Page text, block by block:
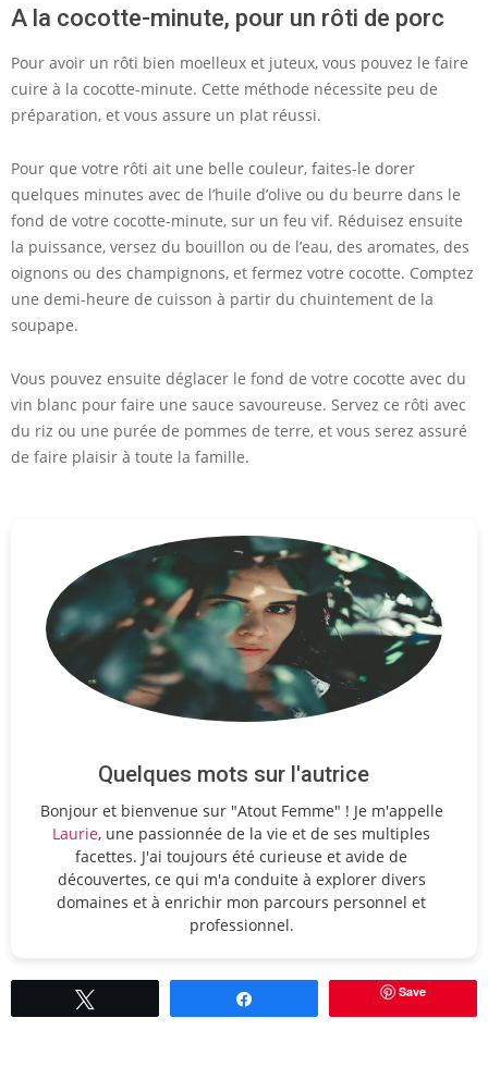
A la cocotte-minute, pour un rôti de porc
Pour avoir un rôti bien moelleux et juteux, vous pouvez le faire
cuire à la cocotte-minute. Cette méthode nécessite peu de
préparation, et vous assure un plat réussi.
Pour que votre rôti ait une belle couleur, faites-le dorer
quelques minutes avec de l’huile d’olive ou du beurre dans le
fond de votre cocotte-minute, sur un feu vif. Réduisez ensuite
la puissance, versez du bouillon ou de l’eau, des aromates, des
oignons ou des champignons, et fermez votre cocotte. Comptez
une demi-heure de cuisson à partir du chuintement de la
soupape.
Vous pouvez ensuite déglacer le fond de votre cocotte avec du
vin blanc pour faire une sauce savoureuse. Servez ce rôti avec
du riz ou une purée de pommes de terre, et vous serez assuré
de faire plaisir à toute la famille.
Quelques mots sur l'autrice
Bonjour et bienvenue sur "Atout Femme" ! Je m'appelle
Laurie, une passionnée de la vie et de ses multiples
facettes. J'ai toujours été curieuse et avide de
découvertes, ce qui m'a conduite à explorer divers
domaines et à enrichir mon parcours personnel et
professionnel.
Save